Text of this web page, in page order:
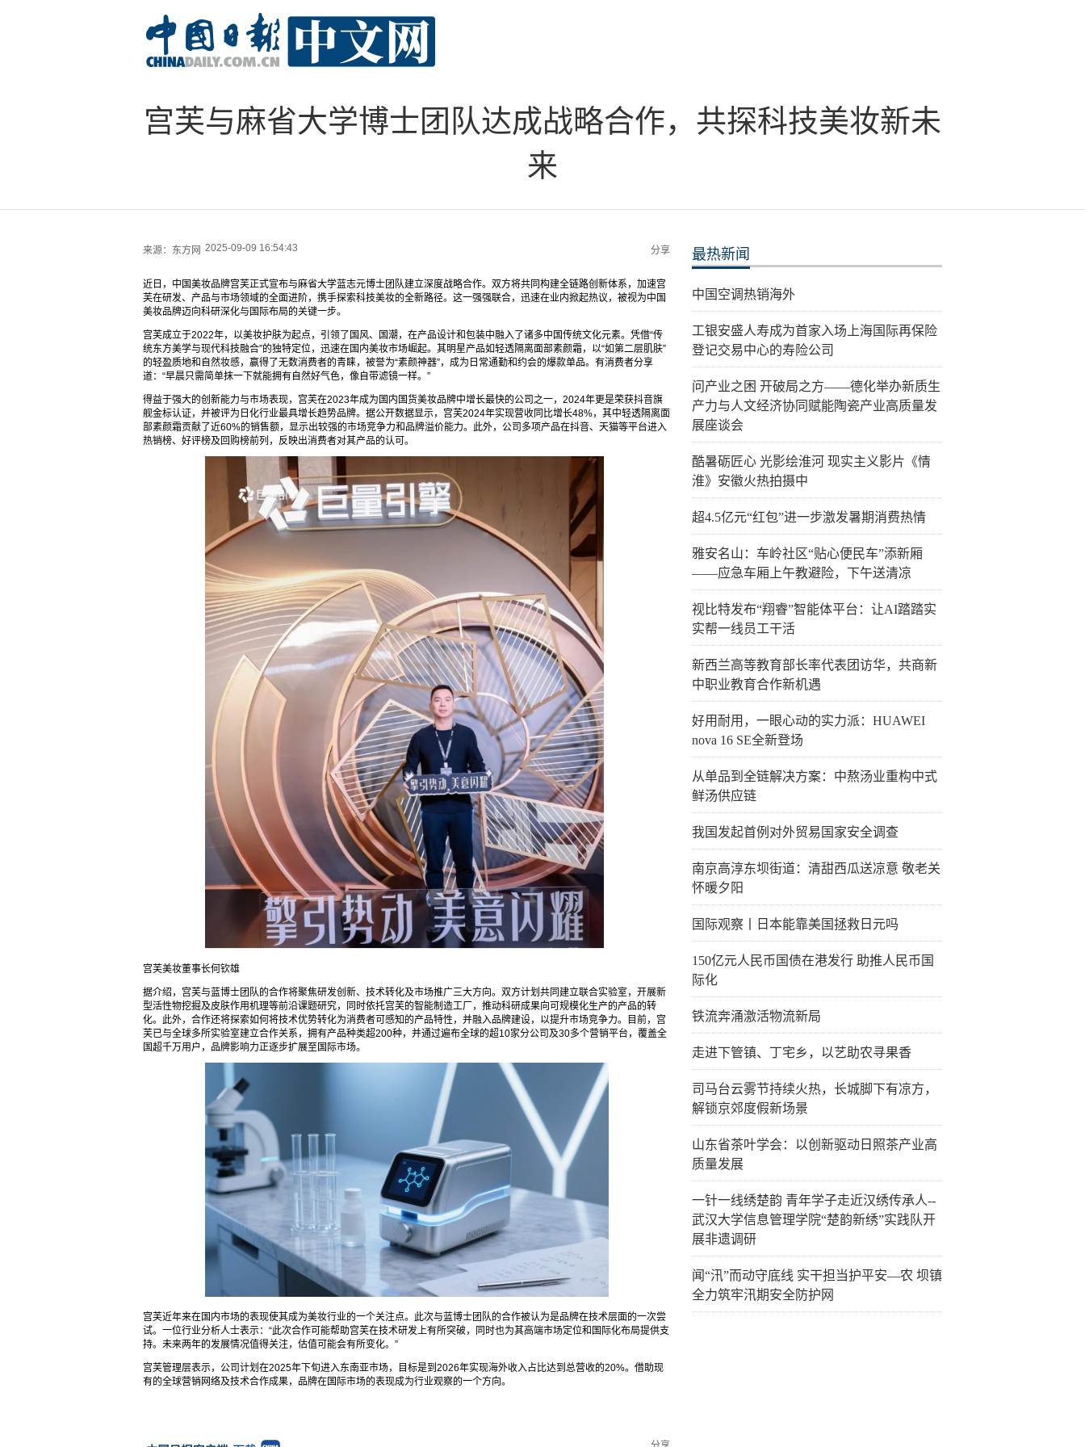
宫芙与麻省大学博士团队达成战略合作，共探科技美妆新未
来
来源： 东方网 2025-09-09 16:54:43 分享
近日，中国美妆品牌宫芙正式宣布与麻省大学蓝志元博士团队建立深度战略合作。双方将共同构建全链路创新体系，加速宫
芙在研发、产品与市场领域的全面进阶，携手探索科技美妆的全新路径。这一强强联合，迅速在业内掀起热议，被视为中国
美妆品牌迈向科研深化与国际布局的关键一步。
宫芙成立于2022年，以美妆护肤为起点，引领了国风、国潮，在产品设计和包装中融入了诸多中国传统文化元素。凭借“传
统东方美学与现代科技融合”的独特定位，迅速在国内美妆市场崛起。其明星产品如轻透隔离面部素颜霜，以“如第二层肌肤”
的轻盈质地和自然妆感，赢得了无数消费者的青睐，被誉为“素颜神器”，成为日常通勤和约会的爆款单品。有消费者分享
道：“早晨只需简单抹一下就能拥有自然好气色，像自带滤镜一样。”
得益于强大的创新能力与市场表现，宫芙在2023年成为国内国货美妆品牌中增长最快的公司之一，2024年更是荣获抖音旗
舰金标认证，并被评为日化行业最具增长趋势品牌。据公开数据显示，宫芙2024年实现营收同比增长48%，其中轻透隔离面
部素颜霜贡献了近60%的销售额，显示出较强的市场竞争力和品牌溢价能力。此外，公司多项产品在抖音、天猫等平台进入
热销榜、好评榜及回购榜前列，反映出消费者对其产品的认可。
宫芙美妆董事长何钦雄
据介绍，宫芙与蓝博士团队的合作将聚焦研发创新、技术转化及市场推广三大方向。双方计划共同建立联合实验室，开展新
型活性物挖掘及皮肤作用机理等前沿课题研究，同时依托宫芙的智能制造工厂，推动科研成果向可规模化生产的产品的转
化。此外，合作还将探索如何将技术优势转化为消费者可感知的产品特性，并融入品牌建设，以提升市场竞争力。目前，宫
芙已与全球多所实验室建立合作关系，拥有产品种类超200种，并通过遍布全球的超10家分公司及30多个营销平台，覆盖全
国超千万用户，品牌影响力正逐步扩展至国际市场。
宫芙近年来在国内市场的表现使其成为美妆行业的一个关注点。此次与蓝博士团队的合作被认为是品牌在技术层面的一次尝
试。一位行业分析人士表示：“此次合作可能帮助宫芙在技术研发上有所突破，同时也为其高端市场定位和国际化布局提供支
持。未来两年的发展情况值得关注，估值可能会有所变化。”
宫芙管理层表示，公司计划在2025年下旬进入东南亚市场，目标是到2026年实现海外收入占比达到总营收的20%。借助现
有的全球营销网络及技术合作成果，品牌在国际市场的表现成为行业观察的一个方向。
最热新闻
中国空调热销海外
工银安盛人寿成为首家入场上海国际再保险
登记交易中心的寿险公司
问产业之困 开破局之方——德化举办新质生
产力与人文经济协同赋能陶瓷产业高质量发
展座谈会
酷暑砺匠心 光影绘淮河 现实主义影片《情
淮》安徽火热拍摄中
超4.5亿元“红包”进一步激发暑期消费热情
雅安名山：车岭社区“贴心便民车”添新厢
——应急车厢上午教避险，下午送清凉
视比特发布“翔睿”智能体平台：让AI踏踏实
实帮一线员工干活
新西兰高等教育部长率代表团访华，共商新
中职业教育合作新机遇
好用耐用，一眼心动的实力派：HUAWEI
nova 16 SE全新登场
从单品到全链解决方案：中熬汤业重构中式
鲜汤供应链
我国发起首例对外贸易国家安全调查
南京高淳东坝街道：清甜西瓜送凉意 敬老关
怀暖夕阳
国际观察丨日本能靠美国拯救日元吗
150亿元人民币国债在港发行 助推人民币国
际化
铁流奔涌激活物流新局
走进下管镇、丁宅乡，以艺助农寻果香
司马台云雾节持续火热，长城脚下有凉方，
解锁京郊度假新场景
山东省茶叶学会：以创新驱动日照茶产业高
质量发展
一针一线绣楚韵 青年学子走近汉绣传承人--
武汉大学信息管理学院“楚韵新绣”实践队开
展非遗调研
闻“汛”而动守底线 实干担当护平安—农 坝镇
全力筑牢汛期安全防护网